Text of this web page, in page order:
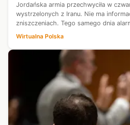
Jordańska armia przechwyciła w
wystrzelonych z Iranu. Nie ma
zniszczeniach. Tego samego dnia
rakiet i dronów.
Wirtualna Polska